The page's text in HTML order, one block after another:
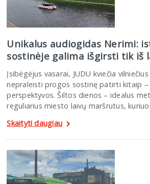
Unikalus audiogidas Nerimi:
sostinėje galima išgirsti tik iš
Įsibėgėjus vasarai, JUDU kviečia
nepraleisti progos sostinę patirti kitaip –
perspektyvos. Šiltos dienos – idealus
reguliarius miesto laivų maršrutus,
Skaityti daugiau